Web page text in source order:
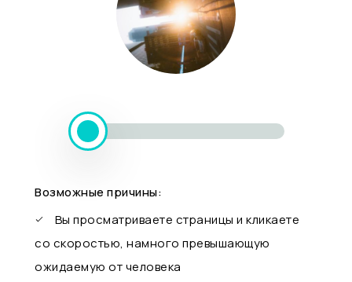
Возможные причины:
Вы просматриваете страницы и кликаете
со скоростью, намного превышающую
ожидаемую от человека